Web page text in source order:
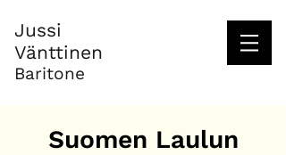
Jussi
Vänttinen
Baritone
Suomen Laulun